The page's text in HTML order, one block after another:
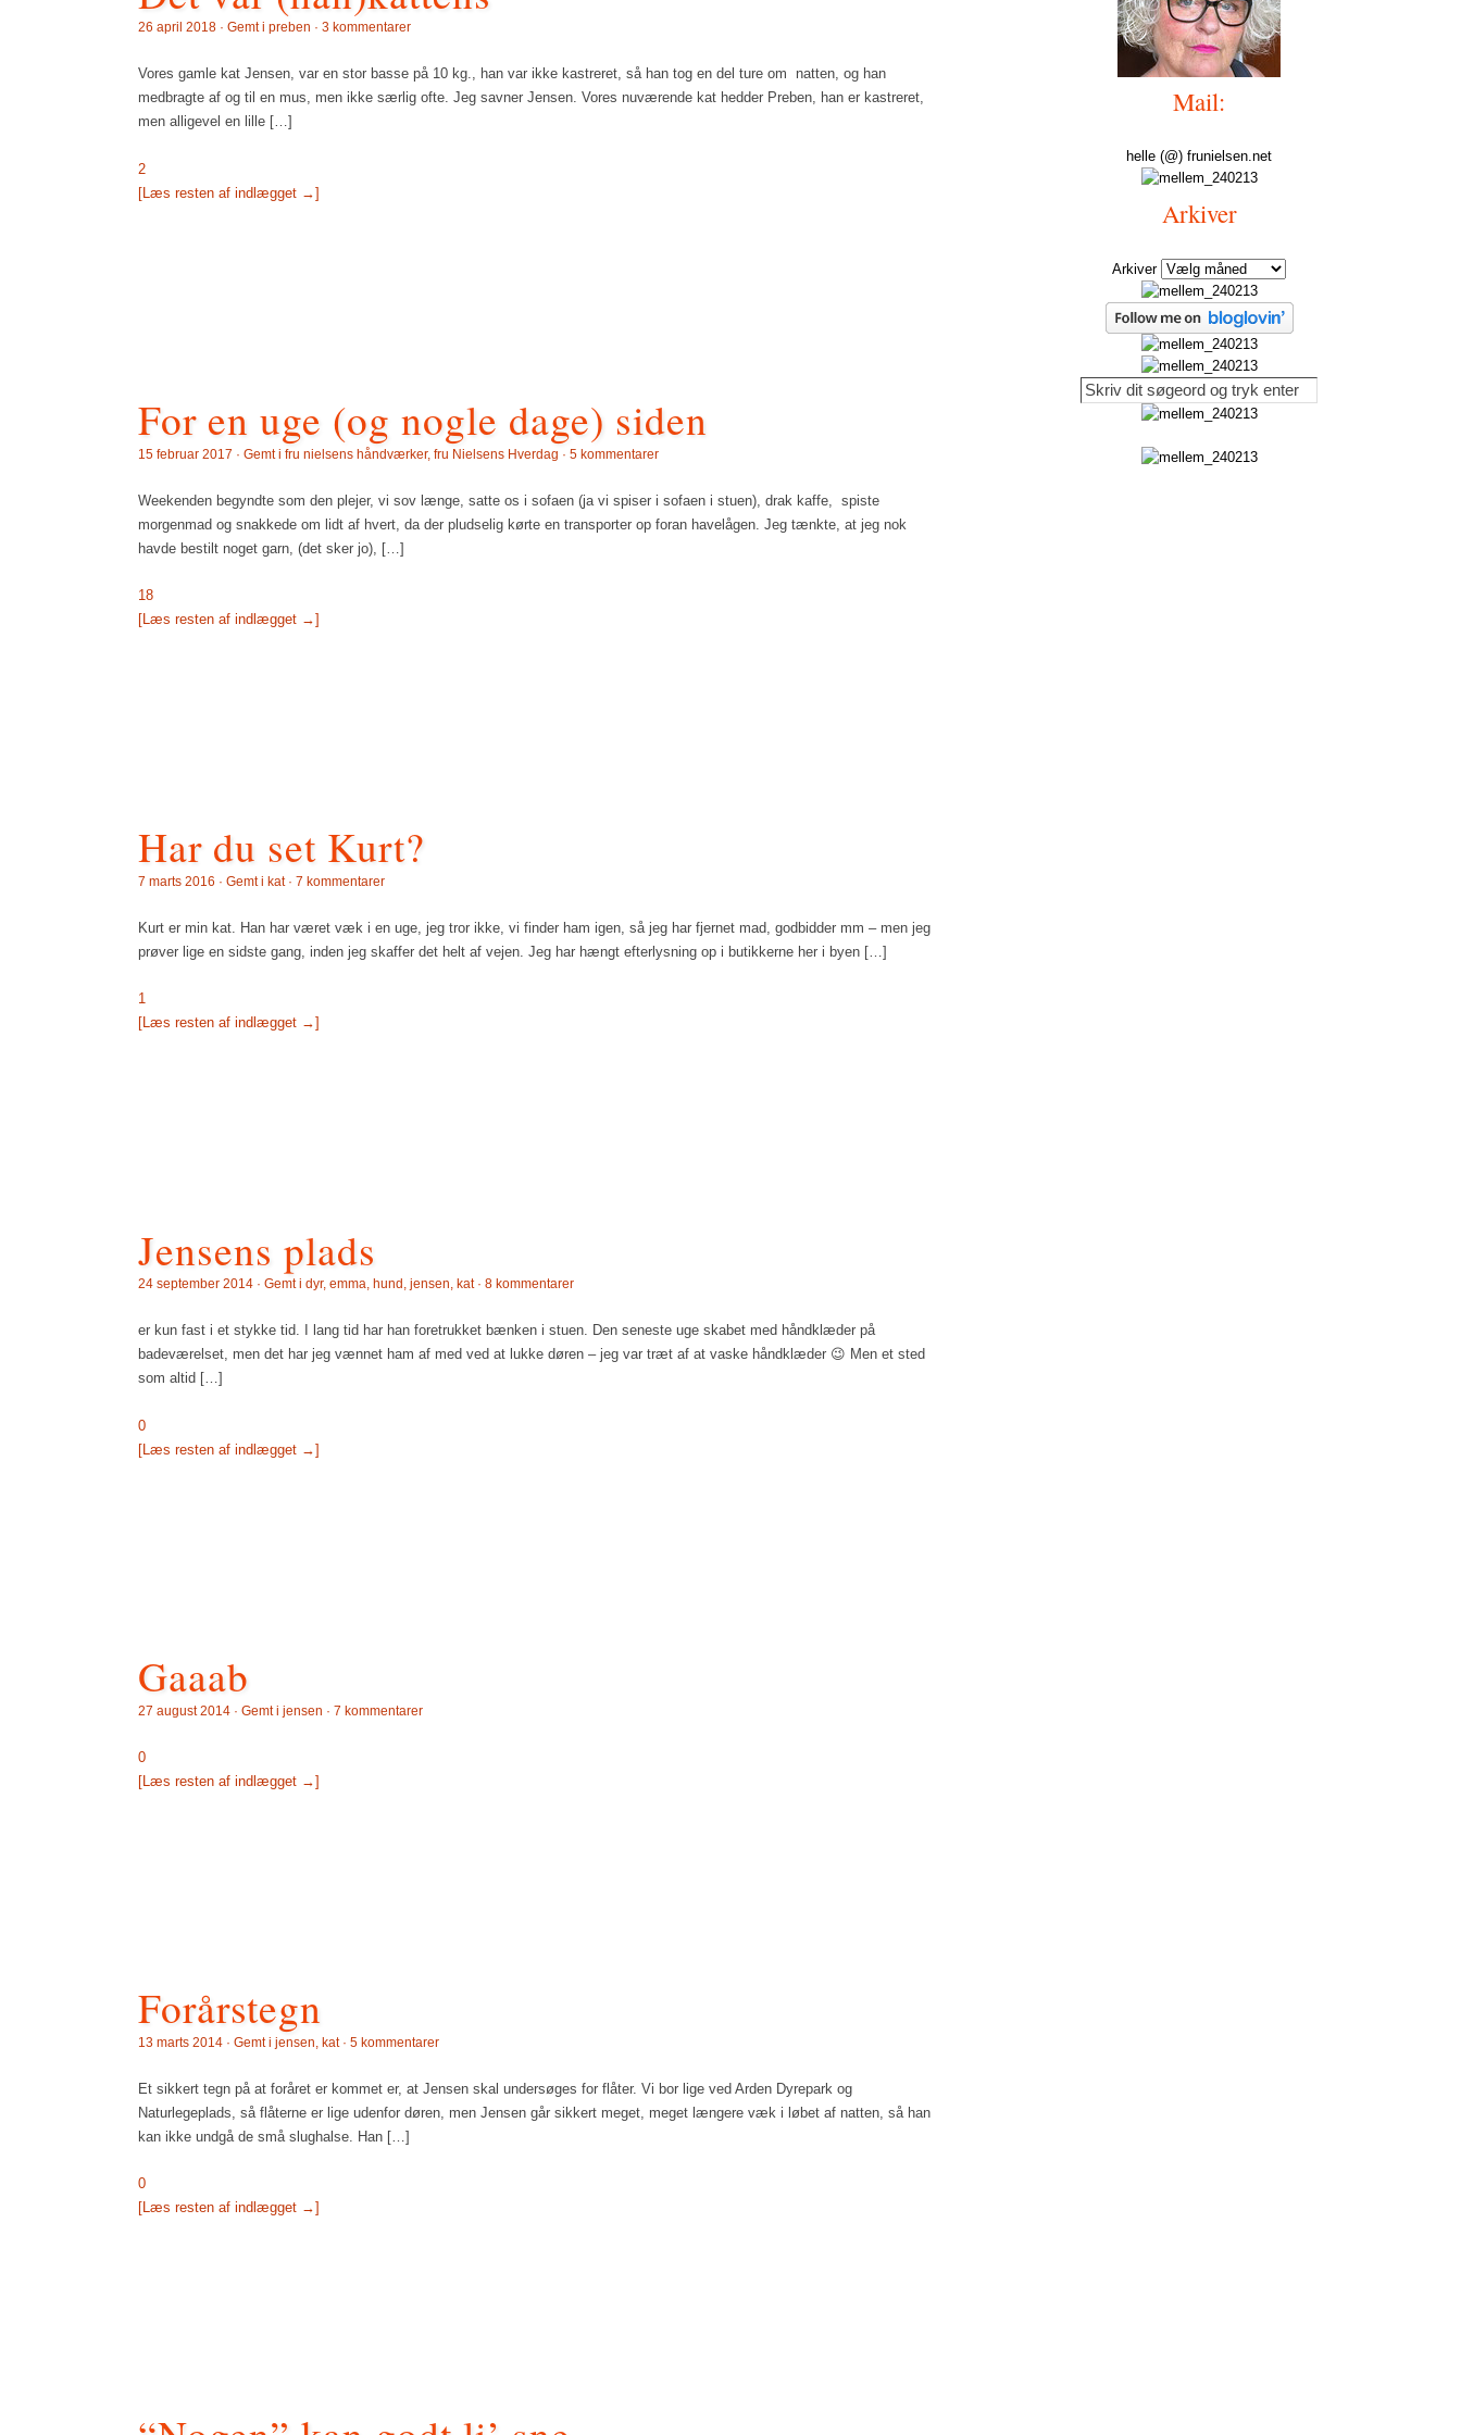
26 april 2018 · Gemt i preben · 3 kommentarer
Vores gamle kat Jensen, var en stor basse på 10 kg., han var ikke kastreret, så han tog en del ture om natten, og han
medbragte af og til en mus, men ikke særlig ofte. Jeg savner Jensen. Vores nuværende kat hedder Preben, han er kastreret,
men alligevel en lille […]
2
[Læs resten af indlægget →]
For en uge (og nogle dage) siden
15 februar 2017 · Gemt i fru nielsens håndværker, fru Nielsens Hverdag · 5 kommentarer
Weekenden begyndte som den plejer, vi sov længe, satte os i sofaen (ja vi spiser i sofaen i stuen), drak kaffe, spiste
morgenmad og snakkede om lidt af hvert, da der pludselig kørte en transporter op foran havelågen. Jeg tænkte, at jeg nok
havde bestilt noget garn, (det sker jo), […]
18
[Læs resten af indlægget →]
Har du set Kurt?
7 marts 2016 · Gemt i kat· 7 kommentarer
Kurt er min kat. Han har været væk i en uge, jeg tror ikke, vi finder ham igen, så jeg har fjernet mad, godbidder mm – men jeg
prøver lige en sidste gang, inden jeg skaffer det helt af vejen. Jeg har hængt efterlysning op i butikkerne her i byen […]
1
[Læs resten af indlægget →]
Jensens plads
24 september 2014 · Gemt i dyr, emma hund jensen kat· 8 kommentarer
er kun fast i et stykke tid. I lang tid har han foretrukket bænken i stuen. Den seneste uge skabet med håndklæder på
badeværelset, men det har jeg vænnet ham af med ved at lukke døren – jeg var træt af at vaske håndklæder 😉 Men et sted
som altid […]
0
[Læs resten af indlægget →]
Gaaab
27 august 2014 · Gemt i jensen · 7 kommentarer
0
[Læs resten af indlægget →]
Forårstegn
13 marts 2014 · Gemt i jensen kat· 5 kommentarer
Et sikkert tegn på at foråret er kommet er, at Jensen skal undersøges for flåter. Vi bor lige ved Arden Dyrepark og
Naturlegeplads, så flåterne er lige udenfor døren, men Jensen går sikkert meget, meget længere væk i løbet af natten, så han
kan ikke undgå de små slughalse. Han […]
0
[Læs resten af indlægget →]
Mail:
helle (@) frunielsen.net
Arkiver
Arkiver